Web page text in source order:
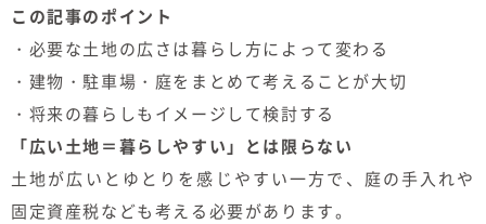
資料請求
お問い合わせ
お電話での
お問い合わ
せ
0120-37-
1806
この記事のポイント
・必要な土地の広さは暮らし方によって変わる
・建物・駐車場・庭をまとめて考えることが大切
・将来の暮らしもイメージして検討する
「広い土地＝暮らしやすい」とは限らない
土地が広いとゆとりを感じやすい一方で、庭の手入れや
固定資産税なども考える必要があります。